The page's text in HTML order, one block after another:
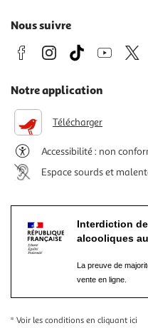
Nous suivre
Notre application
Télécharger
Accessibilité : non
Espace sourds et
Interdiction
alcooliques
La preuve de
vente en ligne.
* Voir les conditions en cliquant ici